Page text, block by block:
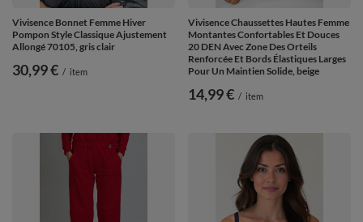
Vivisence Bonnet Femme Hiver
Pompon Style Classique Ajustement
Allongé 70105, gris clair
30,99 € / item
Vivisence Chaussettes Hautes Femme
Montantes Confortables Et Douces
20 DEN Avec Zone Des Orteils
Renforcée Et Bords Élastiques Larges
Pour Un Maintien Solide, beige
14,99 € / item